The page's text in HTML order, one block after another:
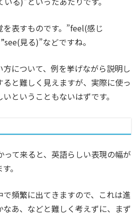
表すものです。”feel(感じ
見る)”などですね。
について、例を挙げながら説明し
と難しく見えますが、実際に使っ
ということもないはずです。
って来ると、英語らしい表現の幅が
。
頻繁に出てきますので、これは進
あ、などと難しく考えずに、まず